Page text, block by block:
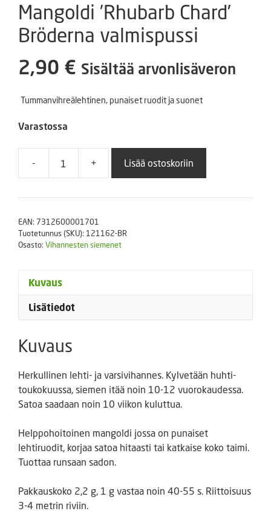
Mangoldi ’Rhubarb Chard’
Bröderna valmispussi
2,90 € Sisältää arvonlisäveron
Tummanvihreälehtinen, punaiset ruodit ja suonet
Varastossa
-
Mangoldi
Chard'
määrä
+ Lisää ostoskoriin
EAN: 7312600001701
Tuotetunnus (SKU): 121162-BR
Osasto: Vihannesten siemenet
Kuvaus
Lisätiedot
Kuvaus
Herkullinen lehti- ja varsivihannes. Kylvetään huhti-
toukokuussa, siemen itää noin 10-12 vuorokaudessa.
Satoa saadaan noin 10 viikon kuluttua.
Helppohoitoinen mangoldi jossa on punaiset
lehtiruodit, korjaa satoa hitaasti tai katkaise koko taimi.
Tuottaa runsaan sadon.
Pakkauskoko 2,2 g, 1 g vastaa noin 40-55 s. Riittoisuus
3-4 metrin riviin.